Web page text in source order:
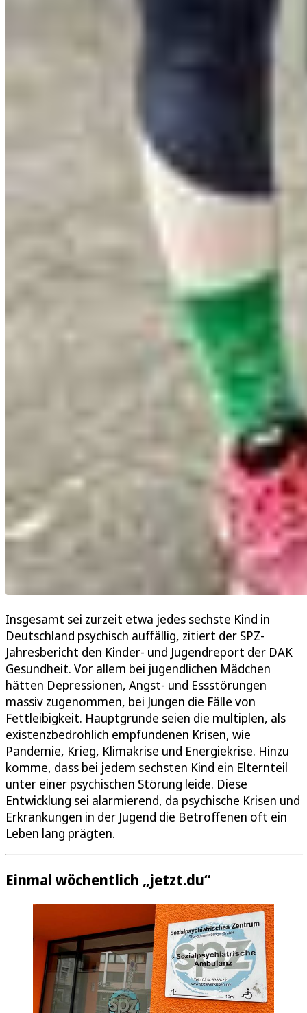
Insgesamt sei zurzeit etwa jedes sechste Kind in
Deutschland psychisch auffällig, zitiert der SPZ-
Jahresbericht den Kinder- und Jugendreport der DAK
Gesundheit. Vor allem bei jugendlichen Mädchen
hätten Depressionen, Angst- und Essstörungen
massiv zugenommen, bei Jungen die Fälle von
Fettleibigkeit. Hauptgründe seien die multiplen, als
existenzbedrohlich empfundenen Krisen, wie
Pandemie, Krieg, Klimakrise und Energiekrise. Hinzu
komme, dass bei jedem sechsten Kind ein Elternteil
unter einer psychischen Störung leide. Diese
Entwicklung sei alarmierend, da psychische Krisen und
Erkrankungen in der Jugend die Betroffenen oft ein
Leben lang prägten.
Einmal wöchentlich „jetzt.du“